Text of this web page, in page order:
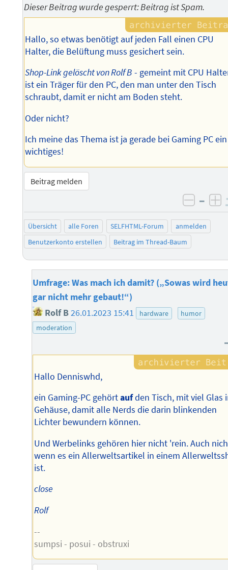
Dieser Beitrag wurde gesperrt: Beitrag ist Spam.
Hallo, so etwas benötigt auf jeden Fall einen CPU
Halter, die Belüftung muss gesichert sein.
Shop-Link gelöscht von Rolf B - gemeint mit CPU
ist ein Träger für den PC, den man unter den Tisch
schraubt, damit er nicht am Boden steht.
Oder nicht?
Ich meine das Thema ist ja gerade bei Gaming PC ein
wichtiges!
Beitrag melden
–
Übersicht alle Foren SELFHTML-Forum
anmelden
Benutzerkonto erstellen
Beitrag im Thread-Baum
Umfrage: Was mach ich damit? („Sowas wird
gar nicht mehr gebaut!“)
Rolf B26.01.2023 15:41 hardware
humor
moderation
Hallo Denniswhd,
ein Gaming-PC gehörtaufden Tisch, mit viel Glas
Gehäuse, damit alle Nerds die darin blinkenden
Lichter bewundern können.
Und Werbelinks gehören hier nicht 'rein. Auch
wenn es ein Allerweltsartikel in einem
ist.
close
Rolf
--
sumpsi - posui - obstruxi